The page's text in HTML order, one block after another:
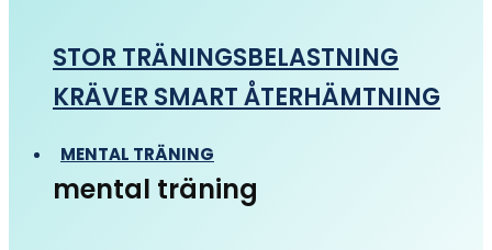
STOR TRÄNINGSBELASTNING
KRÄVER SMART ÅTERHÄMTNING
MENTAL TRÄNING
mental träning